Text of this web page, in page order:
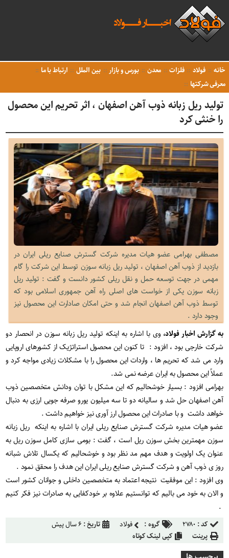
خانه فولاد فلزات معدن بورس و بازار بین الملل
ارتباط با ما
معرفی شرکتها
تولید ریل زبانه ذوب آهن اصفهان ، اثر تحریم این محصول
را خنثی کرد
مصطفی بهرامی عضو هیات مدیره شرکت گسترش صنایع ریلی ایران در
بازدید از ذوب آهن اصفهان ، تولید ریل زبانه سوزن توسط این شرکت را گام
مهمی در جهت توسعه حمل و نقل ریلی کشور دانست و گفت : تولید ریل
زبانه سوزن یکی از خواست های اصلی راه آهن جمهوری اسلامی بود که
توسط ذوب آهن اصفهان انجام شد و حتی امکان صادارت این محصول نیز
وجود دارد .
به گزارش اخبار فولاد، وی با اشاره به اینکه تولید ریل زبانه سوزن در انحصار دو
شرکت خارجی بود ، افزود : تا کنون این محصول استراتژیک از کشورهای اروپایی
وارد می شد که تحریم ها ، واردات این محصول را با مشکلات زیادی مواجه کرد و
عملاً این محصول به ایران عرضه نمی شد.
بهرامی افزود : بسیار خوشحالیم که این مشکل با توان ودانش متخصصین ذوب
آهن اصفهان حل شد و سالیانه دو تا سه میلیون یورو صرفه جویی ارزی به دنبال
خواهد داشت و با صادرات این محصول ارز آوری نیز خواهیم داشت .
عضو هیات مدیره شرکت گسترش صنایع ریلی ایران با اشاره به اینکه ریل زبانه
سوزن مهمترین بخش سوزن ریل است ، گفت : بومی سازی کامل سوزن ریل به
عنوان یک اولویت و هدف مهم مد نظر بود و خوشحالیم که یکسال تلاش شبانه
روز ی ذوب آهن و شرکت گسترش صنایع ریلی ایران این هدف را محقق نمود .
وی افزود : این موفقیت نتیجه اعتماد به متخصصین داخلی و جوانان کشور است
و الان به خود می بالیم که توانستیم علاوه بر خودکفایی به صادرات نیز فکر کنیم
.
کد : ۲۷۸۰ گروه : فولاد تاریخ : ۶ سال پیش
پرینت
کپی لینک کوتاه